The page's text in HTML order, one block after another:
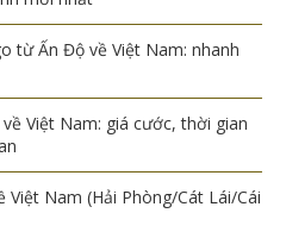
từ Ấn Độ về Việt Nam: nhanh
Việt Nam: giá cước, thời gian
Việt Nam (Hải Phòng/Cát Lái/Cái